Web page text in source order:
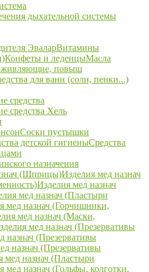
дыхательной системы
ЭваларВитамины
Конфеты и леденцыМасла
повыш
для ванн (соли, пенки...)
средства
средства Хель
Соски пустышки
детской гигиеныСредства
назначения
(Шприцы)Изделия мед назнач
Изделия мед назнач
мед назнач (Пластыри
мед назнач (Горчишники,
мед назнач (Маски,
мед назнач (Презервативы
назнач (Презервативы
назнач (Презервативы
мед назнач (Пластыри
мед назнач (Гольфы, колготки,